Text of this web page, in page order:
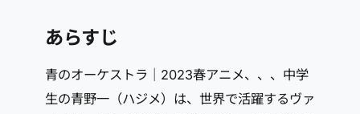
あらすじ
青のオーケストラ｜2023春アニメ、、、中学
生の青野一（ハジメ）は、世界で活躍するヴァ